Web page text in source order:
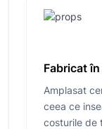
Fabricat
Amplasat
ceea ce
costurile de